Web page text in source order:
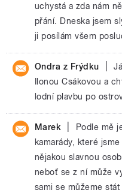
uchystá a zda nám
přání. Dneska jsem
ji posílám všem
Ondra z Frýdku
Ilonou Csákovou a
lodní plavbu po
Marek
Podle mě
kamarády, které
nějakou slavnou
neboť se z ní může
sami se můžeme